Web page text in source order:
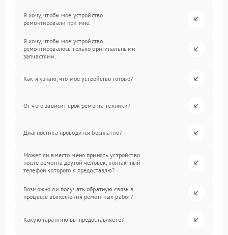
Я хочу, чтобы мое устройство
ремонтировали при мне.
Я хочу, чтобы мое устройство
ремонтировалось только оригинальными
запчастями.
Как я узнаю, что мое устройство готово?
От чего зависит срок ремонта техники?
Диагностика проводится бесплатно?
Может ли вместо меня принять устройство
после ремонта другой человек, контактный
телефон которого я предоставлю?
Возможно ли получать обратную связь в
процессе выполнения ремонтных работ?
Какую гарантию вы предоставляете?